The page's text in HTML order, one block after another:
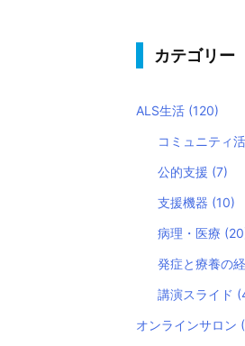
カテゴリー
ALS生活 (120)
コミュニティ
公的支援 (7)
支援機器 (10)
病理・医療
発症と療養の
講演スライド
オンラインサロン